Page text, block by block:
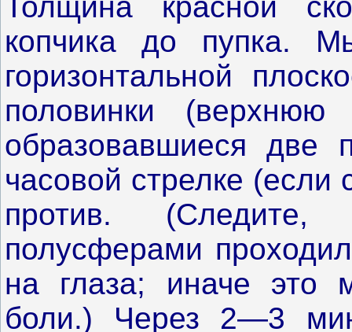
Толщина красной
копчика до пупка.
горизонтальной
половинки
образовавшиеся
часовой стрелке
против.
полусферами
на глаза; иначе это
боли.) Через 2—3